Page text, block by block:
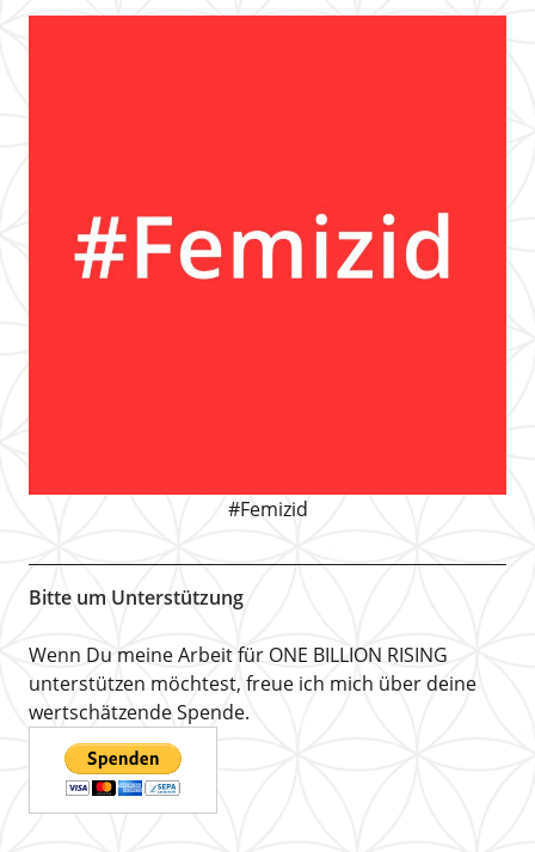
#Femizid
Bitte um Unterstützung
Wenn Du meine Arbeit für ONE BILLION RISING
unterstützen möchtest, freue ich mich über deine
wertschätzende Spende.